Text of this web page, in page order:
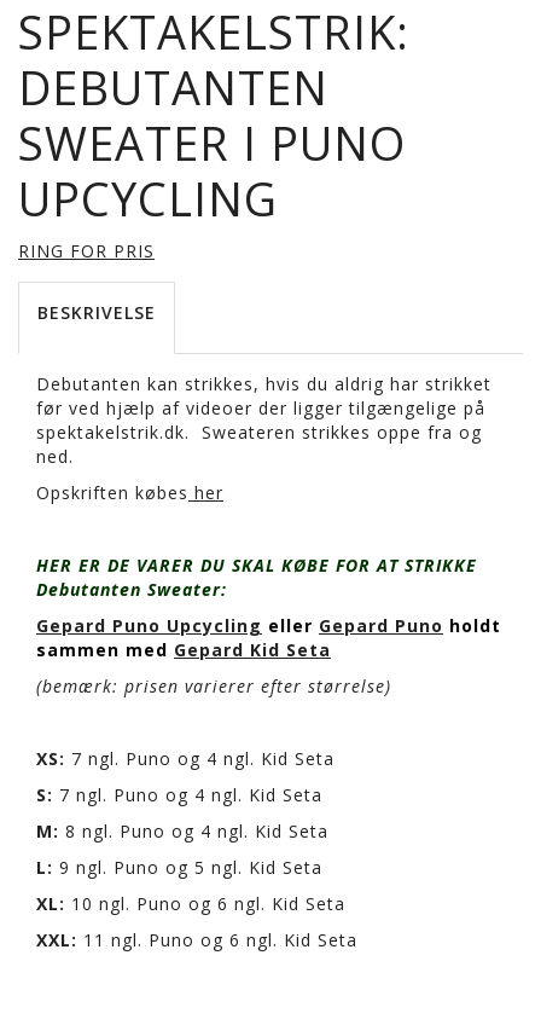
SPEKTAKELSTRIK:
DEBUTANTEN
SWEATER I PUNO
UPCYCLING
RING FOR PRIS
BESKRIVELSE
Debutanten kan strikkes, hvis du aldrig har strikket
før ved hjælp af videoer der ligger tilgængelige på
spektakelstrik.dk. Sweateren strikkes oppe fra og
ned.
Opskriften købes her
HER ER DE VARER DU SKAL KØBE FOR AT STRIKKE
Debutanten Sweater:
Gepard Puno Upcycling eller Gepard Puno holdt
sammen med Gepard Kid Seta
(bemærk: prisen varierer efter størrelse)
XS: 7 ngl. Puno og 4 ngl. Kid Seta
S: 7 ngl. Puno og 4 ngl. Kid Seta
M: 8 ngl. Puno og 4 ngl. Kid Seta
L: 9 ngl. Puno og 5 ngl. Kid Seta
XL: 10 ngl. Puno og 6 ngl. Kid Seta
XXL: 11 ngl. Puno og 6 ngl. Kid Seta